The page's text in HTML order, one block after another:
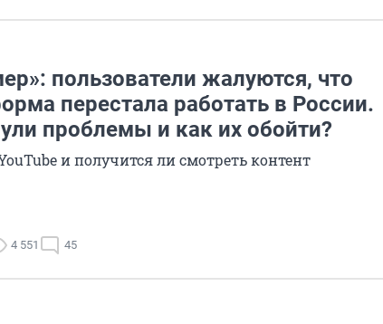
пользователи жалуются, что
перестала работать в России.
проблемы и как их обойти?
и получится ли смотреть контент
4 551 45